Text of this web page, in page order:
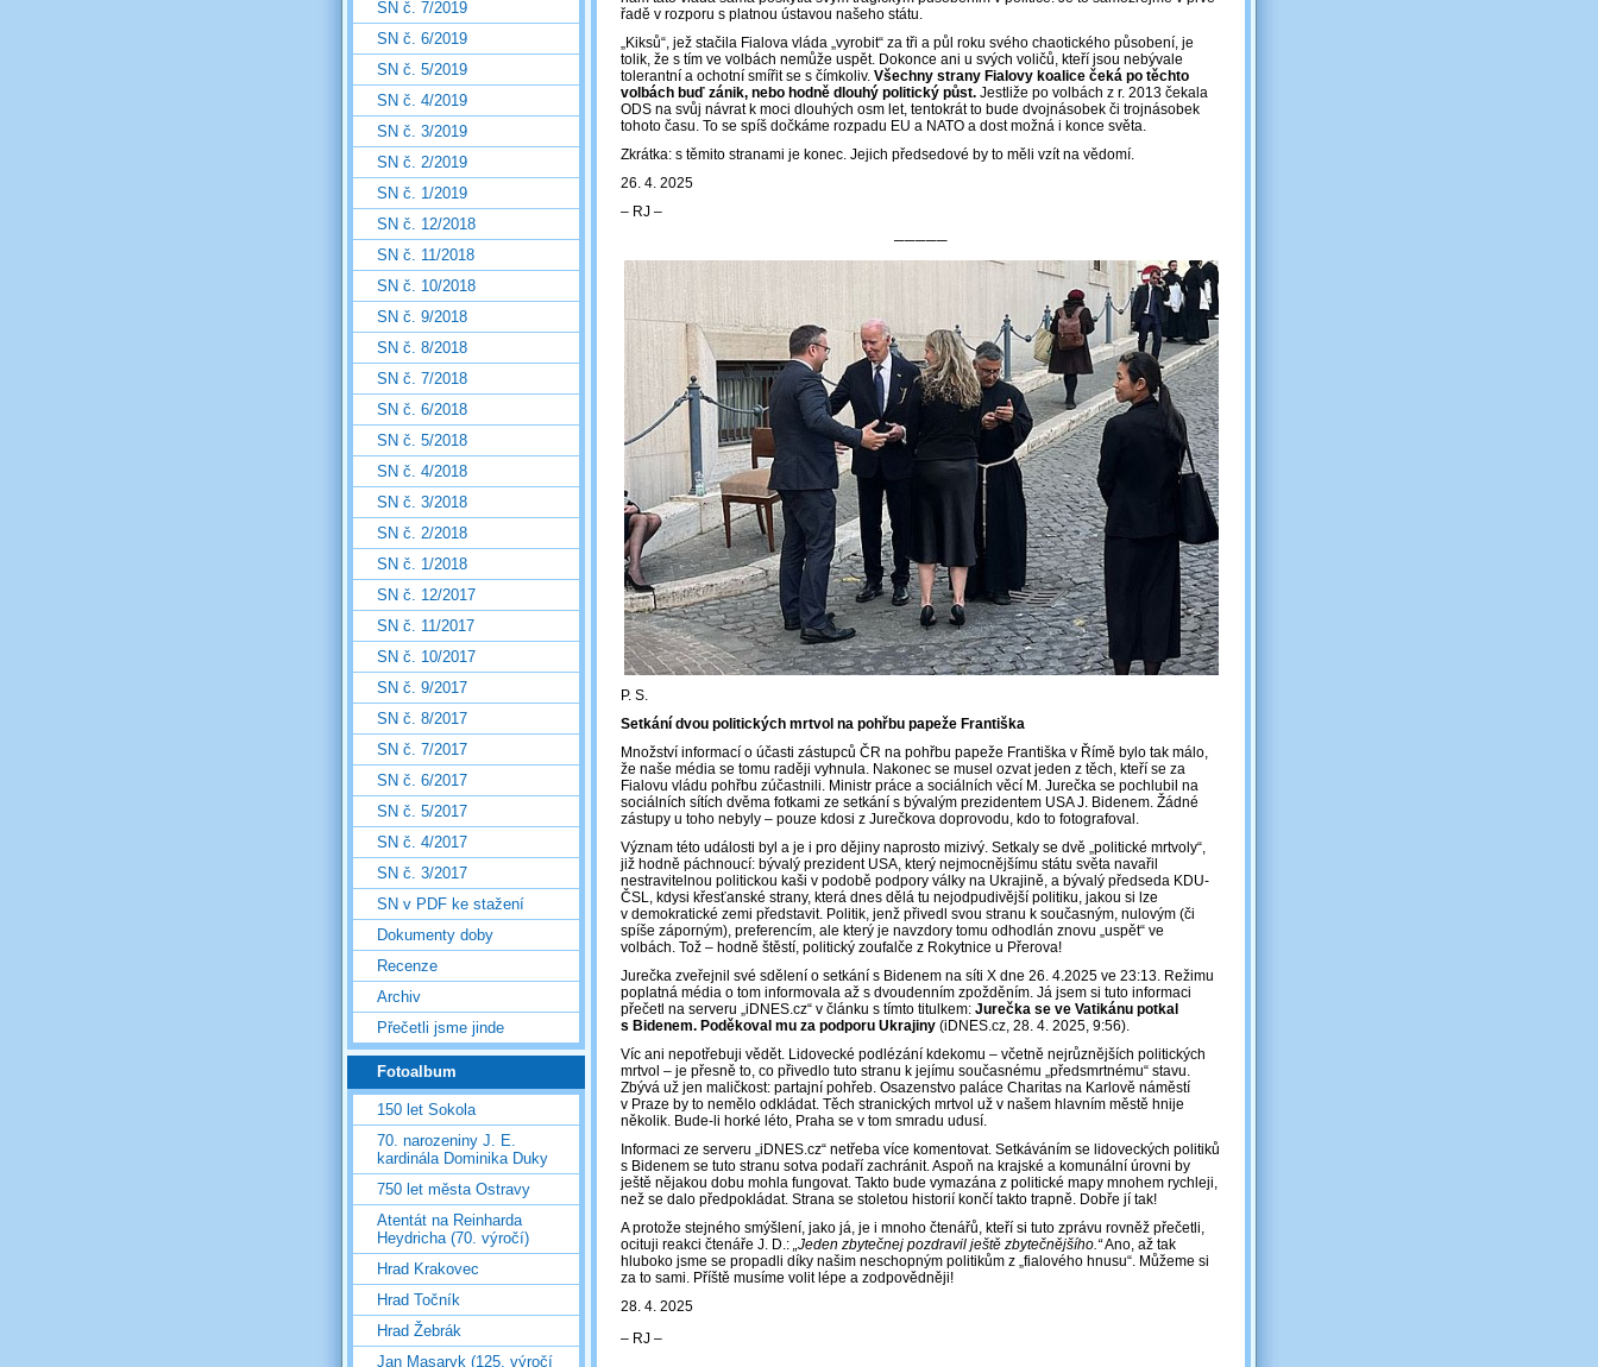
řadě v rozporu s platnou ústavou našeho státu.
„Kiksů“, jež stačila Fialova vláda „vyrobit“ za tři a půl roku svého chaotického působení, je
tolik, že s tím ve volbách nemůže uspět. Dokonce ani u svých voličů, kteří jsou nebývale
tolerantní a ochotní smířit se s čímkoliv. Všechny strany Fialovy koalice čeká po těchto
volbách buď zánik, nebo hodně dlouhý politický půst. Jestliže po volbách z r. 2013 čekala
ODS na svůj návrat k moci dlouhých osm let, tentokrát to bude dvojnásobek či trojnásobek
tohoto času. To se spíš dočkáme rozpadu EU a NATO a dost možná i konce světa.
Zkrátka: s těmito stranami je konec. Jejich předsedové by to měli vzít na vědomí.
26. 4. 2025
‒ RJ ‒
─────
P. S.
Setkání dvou politických mrtvol na pohřbu papeže Františka
Množství informací o účasti zástupců ČR na pohřbu papeže Františka v Římě bylo tak málo,
že naše média se tomu raději vyhnula. Nakonec se musel ozvat jeden z těch, kteří se za
Fialovu vládu pohřbu zúčastnili. Ministr práce a sociálních věcí M. Jurečka se pochlubil na
sociálních sítích dvěma fotkami ze setkání s bývalým prezidentem USA J. Bidenem. Žádné
zástupy u toho nebyly – pouze kdosi z Jurečkova doprovodu, kdo to fotografoval.
Význam této události byl a je i pro dějiny naprosto mizivý. Setkaly se dvě „politické mrtvoly“,
již hodně páchnoucí: bývalý prezident USA, který nejmocnějšímu státu světa navařil
nestravitelnou politickou kaši v podobě podpory války na Ukrajině, a bývalý předseda KDU-
ČSL, kdysi křesťanské strany, která dnes dělá tu nejodpudivější politiku, jakou si lze
v demokratické zemi představit. Politik, jenž přivedl svou stranu k současným, nulovým (či
spíše záporným), preferencím, ale který je navzdory tomu odhodlán znovu „uspět“ ve
volbách. Tož – hodně štěstí, politický zoufalče z Rokytnice u Přerova!
Jurečka zveřejnil své sdělení o setkání s Bidenem na síti X dne 26. 4.2025 ve 23:13. Režimu
poplatná média o tom informovala až s dvoudenním zpožděním. Já jsem si tuto informaci
přečetl na serveru „iDNES.cz“ v článku s tímto titulkem: Jurečka se ve Vatikánu potkal
s Bidenem. Poděkoval mu za podporu Ukrajiny (iDNES.cz, 28. 4. 2025, 9:56).
Víc ani nepotřebuji vědět. Lidovecké podlézání kdekomu – včetně nejrůznějších politických
mrtvol – je přesně to, co přivedlo tuto stranu k jejímu současnému „předsmrtnému“ stavu.
Zbývá už jen maličkost: partajní pohřeb. Osazenstvo paláce Charitas na Karlově náměstí
v Praze by to nemělo odkládat. Těch stranických mrtvol už v našem hlavním městě hnije
několik. Bude-li horké léto, Praha se v tom smradu udusí.
Informaci ze serveru „iDNES.cz“ netřeba více komentovat. Setkáváním se lidoveckých politiků
s Bidenem se tuto stranu sotva podaří zachránit. Aspoň na krajské a komunální úrovni by
ještě nějakou dobu mohla fungovat. Takto bude vymazána z politické mapy mnohem rychleji,
než se dalo předpokládat. Strana se stoletou historií končí takto trapně. Dobře jí tak!
A protože stejného smýšlení, jako já, je i mnoho čtenářů, kteří si tuto zprávu rovněž přečetli,
ocituji reakci čtenáře J. D.: „Jeden zbytečnej pozdravil ještě zbytečnějšího.“Ano, až tak
hluboko jsme se propadli díky našim neschopným politikům z „fialového hnusu“. Můžeme si
za to sami. Příště musíme volit lépe a zodpovědněji!
28. 4. 2025
‒ RJ ‒
SN č. 7/2019
SN č. 6/2019
SN č. 5/2019
SN č. 4/2019
SN č. 3/2019
SN č. 2/2019
SN č. 1/2019
SN č. 12/2018
SN č. 11/2018
SN č. 10/2018
SN č. 9/2018
SN č. 8/2018
SN č. 7/2018
SN č. 6/2018
SN č. 5/2018
SN č. 4/2018
SN č. 3/2018
SN č. 2/2018
SN č. 1/2018
SN č. 12/2017
SN č. 11/2017
SN č. 10/2017
SN č. 9/2017
SN č. 8/2017
SN č. 7/2017
SN č. 6/2017
SN č. 5/2017
SN č. 4/2017
SN č. 3/2017
SN v PDF ke stažení
Dokumenty doby
Recenze
Archiv
Přečetli jsme jinde
Fotoalbum
150 let Sokola
70. narozeniny J. E.
kardinála Dominika Duky
750 let města Ostravy
Atentát na Reinharda
Heydricha (70. výročí)
Hrad Krakovec
Hrad Točník
Hrad Žebrák
Jan Masaryk (125. výročí